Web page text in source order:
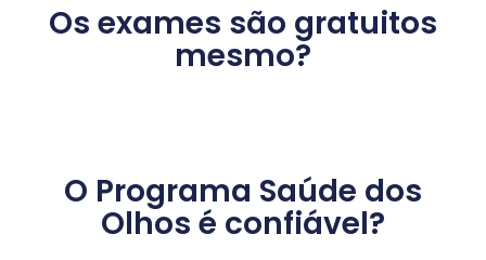
Os exames são gratuitos
mesmo?
O Programa Saúde dos
Olhos é confiável?